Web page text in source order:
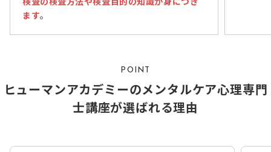
ます。
POINT
ヒューマンアカデミーのメンタルケア心理専門
士講座が選ばれる理由